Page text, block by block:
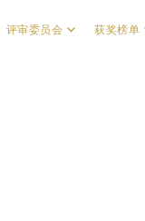
评审委员会 获奖榜单